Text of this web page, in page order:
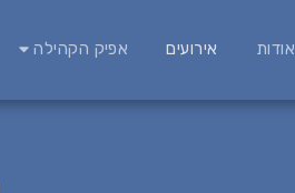
אודות אירועים אפיק הקהילה